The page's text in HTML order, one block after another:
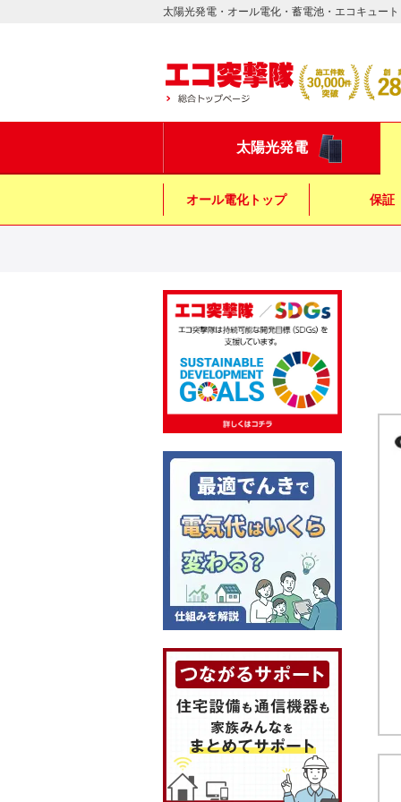
太陽光発電・オール電化・蓄電池・エコキュー
太陽光発電
オール電化トップ 保証